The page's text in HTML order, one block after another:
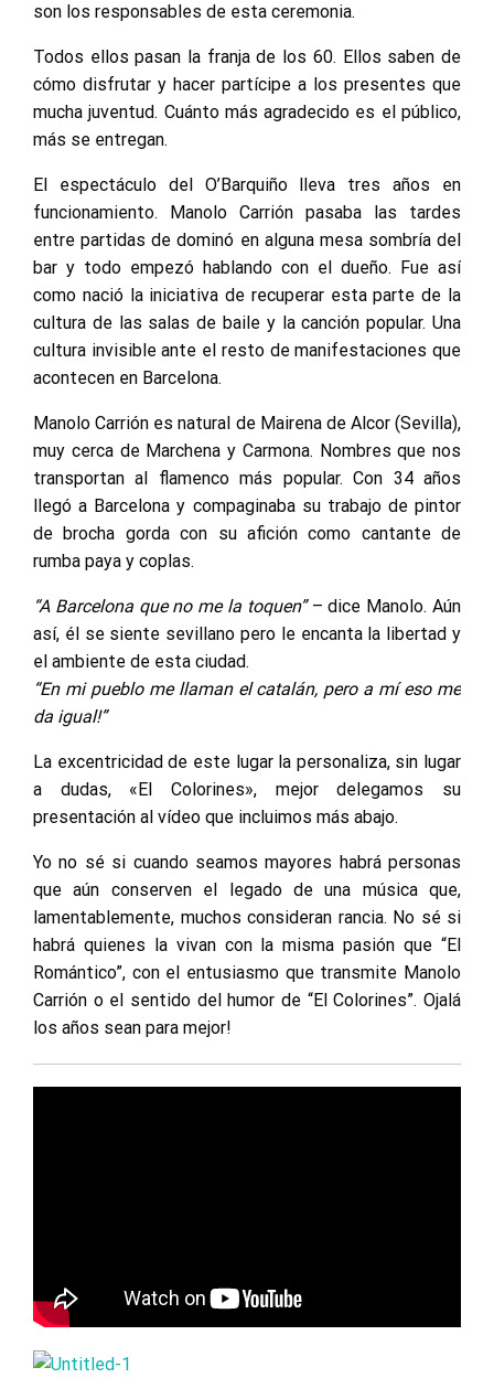
son los responsables de esta ceremonia.
Todos ellos pasan la franja de los 60. Ellos saben de
cómo disfrutar y hacer partícipe a los presentes que
mucha juventud. Cuánto más agradecido es el público,
más se entregan.
El espectáculo del O’Barquiño lleva tres años en
funcionamiento. Manolo Carrión pasaba las tardes
entre partidas de dominó en alguna mesa sombría del
bar y todo empezó hablando con el dueño. Fue así
como nació la iniciativa de recuperar esta parte de la
cultura de las salas de baile y la canción popular. Una
cultura invisible ante el resto de manifestaciones que
acontecen en Barcelona.
Manolo Carrión es natural de Mairena de Alcor (Sevilla),
muy cerca de Marchena y Carmona. Nombres que nos
transportan al flamenco más popular. Con 34 años
llegó a Barcelona y compaginaba su trabajo de pintor
de brocha gorda con su afición como cantante de
rumba paya y coplas.
“A Barcelona que no me la toquen”– dice Manolo. Aún
así, él se siente sevillano pero le encanta la libertad y
el ambiente de esta ciudad.
“En mi pueblo me llaman el catalán, pero a mí eso me
da igual!”
La excentricidad de este lugar la personaliza, sin lugar
a dudas, «El Colorines», mejor delegamos su
presentación al vídeo que incluimos más abajo.
Yo no sé si cuando seamos mayores habrá personas
que aún conserven el legado de una música que,
lamentablemente, muchos consideran rancia. No sé si
habrá quienes la vivan con la misma pasión que “El
Romántico”, con el entusiasmo que transmite Manolo
Carrión o el sentido del humor de “El Colorines”. Ojalá
los años sean para mejor!